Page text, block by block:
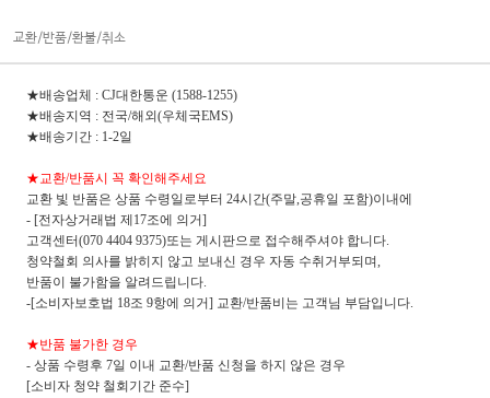
교환/반품/환불/취소
★배송업체 : CJ대한통운 (1588-1255)
★배송지역 : 전국/해외(우체국EMS)
★배송기간 : 1-2일
★교환/반품시 꼭 확인해주세요
교환 빛 반품은 상품 수령일로부터 24시간(주말,공휴일 포함)이내에
- [전자상거래법 제17조에 의거]
고객센터(070 4404 9375)또는 게시판으로 접수해주셔야 합니다.
청약철회 의사를 밝히지 않고 보내신 경우 자동 수취거부되며,
반품이 불가함을 알려드립니다.
-[소비자보호법 18조 9항에 의거] 교환/반품비는 고객님 부담입니다.
★반품 불가한 경우
- 상품 수령후 7일 이내 교환/반품 신청을 하지 않은 경우
[소비자 청약 철회기간 준수]